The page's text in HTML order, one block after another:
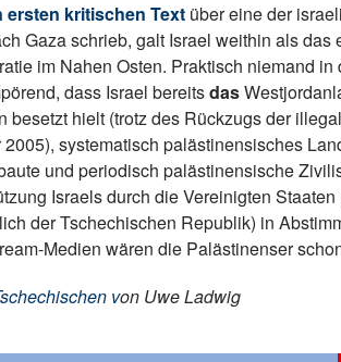
ersten kritischen Text über eine der
Gaza schrieb, galt Israel weithin als das
im Nahen Osten. Praktisch niemand in
dass Israel bereitsdas
besetzt hielt (trotz des Rückzugs der
systematisch palästinensisches
und periodisch palästinensische
Israels durch die Vereinigten
der Tschechischen Republik) in
Medien wären die Palästinenser
von Uwe Ladwig